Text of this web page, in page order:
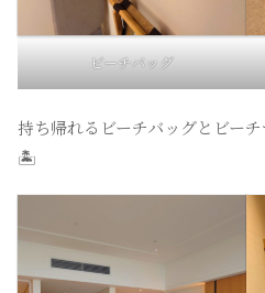
ビーチバッグ
持ち帰れるビーチバッグとビー
🏝️